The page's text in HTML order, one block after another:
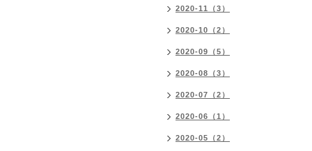
2020-11（3）
2020-10（2）
2020-09（5）
2020-08（3）
2020-07（2）
2020-06（1）
2020-05（2）